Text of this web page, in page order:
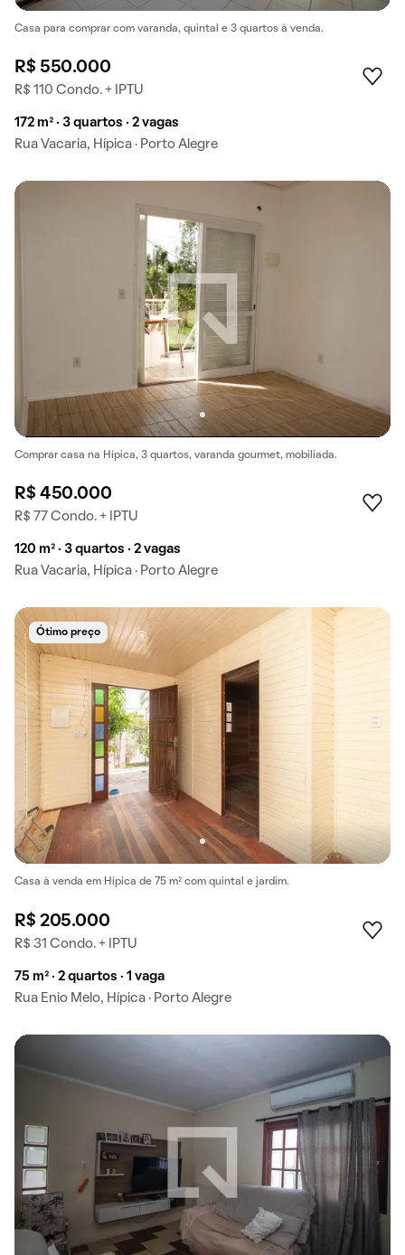
Casa para comprar com varanda, quintal e 3 quartos à venda.
R$ 550.000
R$ 110 Condo. + IPTU
172 m² · 3 quartos · 2 vagas
Rua Vacaria, Hípica · Porto Alegre
Comprar casa na Hípica, 3 quartos, varanda gourmet, mobiliada.
R$ 450.000
R$ 77 Condo. + IPTU
120 m² · 3 quartos · 2 vagas
Rua Vacaria, Hípica · Porto Alegre
Ótimo preço
Casa à venda em Hípica de 75 m² com quintal e jardim.
R$ 205.000
R$ 31 Condo. + IPTU
75 m² · 2 quartos · 1 vaga
Rua Enio Melo, Hípica · Porto Alegre